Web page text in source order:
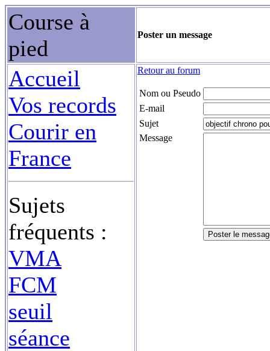
Course à
pied
Poster un message
Accueil
Vos records
Courir en
France
Sujets
fréquents :
VMA
FCM
seuil
séance
Retour au forum
Nom ou Pseudo
E-mail
Sujet
Message